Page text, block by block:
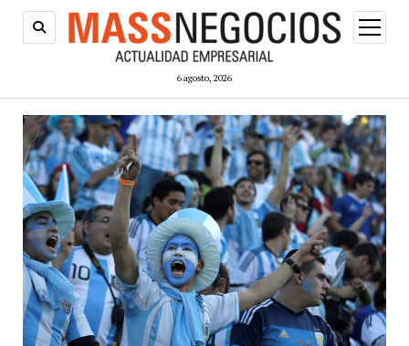
6 agosto, 2026
abrir
menú